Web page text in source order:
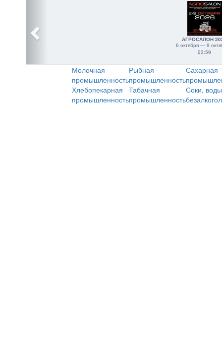
АГРОСАЛОН
6 октября — 9
23:59
Молочная
промышленность
Рыбная
промышленность
Сахарная
Хлебопекарная
промышленность
Табачная
промышленность
Соки,